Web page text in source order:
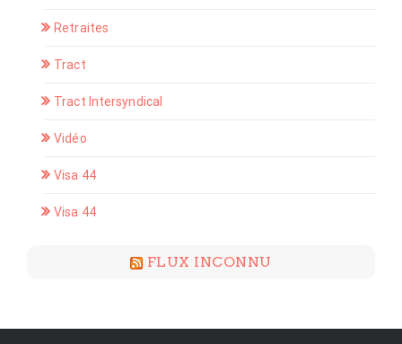
Retraites
Tract
Tract Intersyndical
Vidéo
Visa 44
Visa 44
FLUX INCONNU